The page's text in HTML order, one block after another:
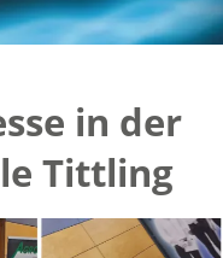
in der
Tittling